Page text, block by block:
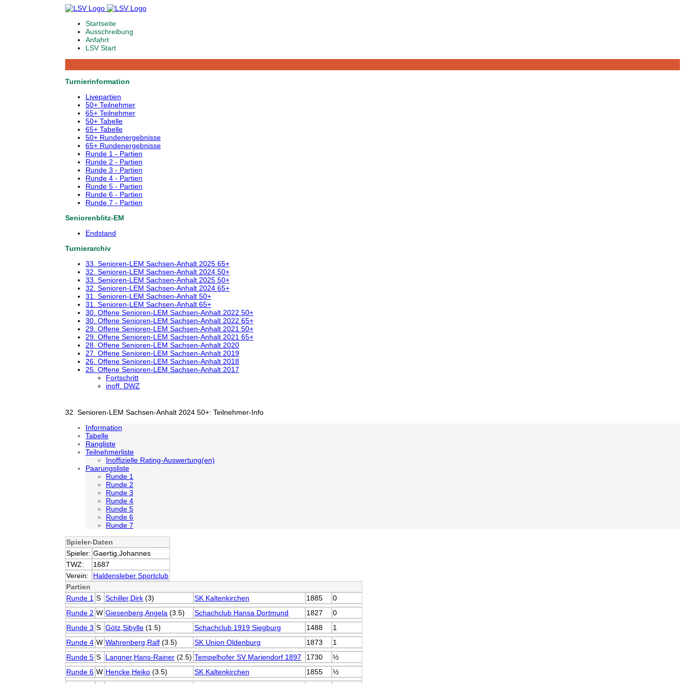
Startseite
Ausschreibung
Anfahrt
LSV Start
Turnierinformation
Livepartien
50+ Teilnehmer
65+ Teilnehmer
50+ Tabelle
65+ Tabelle
50+ Rundenergebnisse
65+ Rundenergebnisse
Runde 1 - Partien
Runde 2 - Partien
Runde 3 - Partien
Runde 4 - Partien
Runde 5 - Partien
Runde 6 - Partien
Runde 7 - Partien
Seniorenblitz-EM
Endstand
Turnierarchiv
33. Senioren-LEM Sachsen-Anhalt 2025 65+
32. Senioren-LEM Sachsen-Anhalt 2024 50+
33. Senioren-LEM Sachsen-Anhalt 2025 50+
32. Senioren-LEM Sachsen-Anhalt 2024 65+
31. Senioren-LEM Sachsen-Anhalt 50+
31. Senioren-LEM Sachsen-Anhalt 65+
30. Offene Senioren-LEM Sachsen-Anhalt 2022 50+
30. Offene Senioren-LEM Sachsen-Anhalt 2022 65+
29. Offene Senioren-LEM Sachsen-Anhalt 2021 50+
29. Offene Senioren-LEM Sachsen-Anhalt 2021 65+
28. Offene Senioren-LEM Sachsen-Anhalt 2020
27. Offene Senioren-LEM Sachsen-Anhalt 2019
26. Offene Senioren-LEM Sachsen-Anhalt 2018
25. Offene Senioren-LEM Sachsen-Anhalt 2017
Fortschritt
inoff. DWZ
32. Senioren-LEM Sachsen-Anhalt 2024 50+: Teilnehmer-Info
Information
Tabelle
Rangliste
Teilnehmerliste
Inoffizielle Rating-Auswertung(en)
Paarungsliste
Runde 1
Runde 2
Runde 3
Runde 4
Runde 5
Runde 6
Runde 7
Spieler-Daten
Spieler: Gaertig,Johannes
TWZ:
1687
Verein:
Haldensleber Sportclub
Partien
Runde 1 S Schiller,Dirk (3) SK Kaltenkirchen 1885
0
Runde 2 W Giesenberg,Angela (3.5) Schachclub Hansa Dortmund 1827
0
Runde 3 S Götz,Sibylle (1.5) Schachclub 1919 Siegburg 1488
1
Runde 4 W Wahrenberg,Ralf (3.5) SK Union Oldenburg 1873
1
Runde 5 S Langner,Hans-Rainer (2.5) Tempelhofer SV Mariendorf 1897 1730
½
Runde 6 W Hencke,Heiko (3.5) SK Kaltenkirchen 1855
½